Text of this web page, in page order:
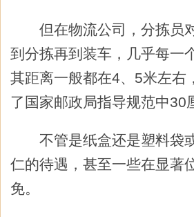
但在物流公司，分拣员对
到分拣再到装车，几乎每一
其距离一般都在4、5米左右
了国家邮政局指导规范中30
不管是纸盒还是塑料袋或
仁的待遇，甚至一些在显著
免。